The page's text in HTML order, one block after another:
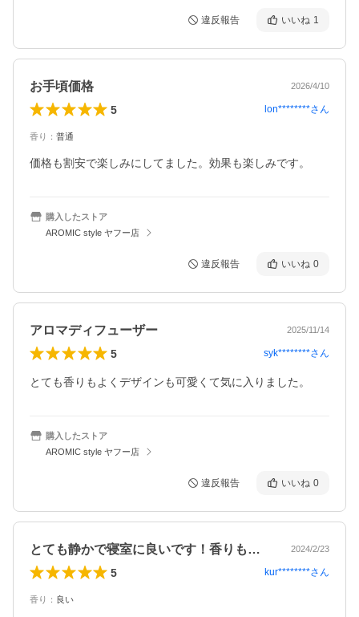
違反報告 いいね 1
お手頃価格 2026/4/10
5 lon********さん
香り ： 普通
価格も割安で楽しみにしてました。効果も楽しみです。
購入したストア
AROMIC style ヤフー店
違反報告 いいね 0
アロマディフューザー 2025/11/14
5 syk********さん
とても香りもよくデザインも可愛くて気に入りました。
購入したストア
AROMIC style ヤフー店
違反報告 いいね 0
とても静かで寝室に良いです！香りも良か… 2024/2/23
5 kur********さん
香り ： 良い